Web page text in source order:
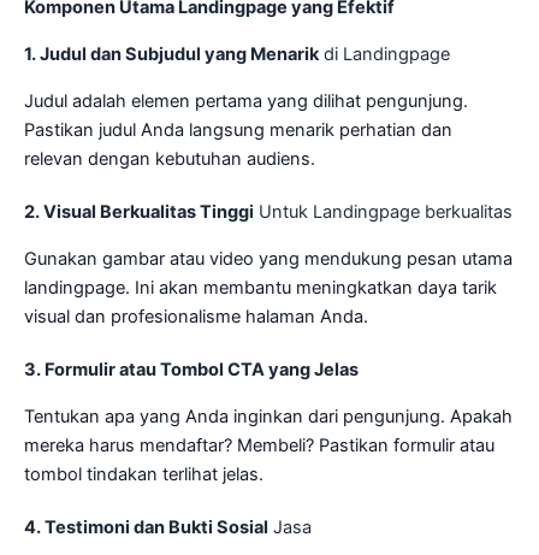
Komponen Utama Landingpage yang Efektif
1. Judul dan Subjudul yang Menarikdi Landingpage
Judul adalah elemen pertama yang dilihat pengunjung.
Pastikan judul Anda langsung menarik perhatian dan
relevan dengan kebutuhan audiens.
2. Visual Berkualitas Tinggi Untuk Landingpage berkualitas
Gunakan gambar atau video yang mendukung pesan utama
landingpage. Ini akan membantu meningkatkan daya tarik
visual dan profesionalisme halaman Anda.
3. Formulir atau Tombol CTA yang Jelas
Tentukan apa yang Anda inginkan dari pengunjung. Apakah
mereka harus mendaftar? Membeli? Pastikan formulir atau
tombol tindakan terlihat jelas.
4. Testimoni dan Bukti Sosial Jasa